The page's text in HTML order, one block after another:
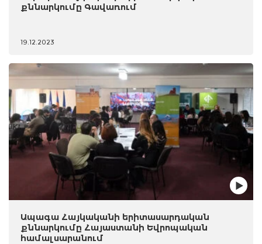
քննարկումը Գավառում
19.12.2023
Ապագա Հայկականի երիտասարդական
քննարկումը Հայաստանի Եվրոպական
համալսարանում